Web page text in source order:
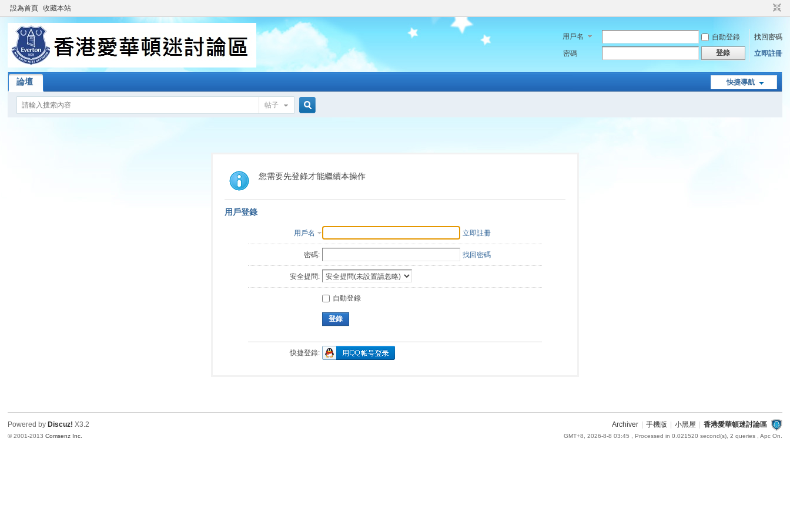
設為首頁 收藏本站
用戶名 自動登錄
找回密碼
密碼
登錄 立即註冊
快捷導航
論壇
帖子
索
您需要先登錄才能繼續本操作
用戶登錄
用戶名 立即註冊
密碼: 找回密碼
安全提問:
自動登錄
登錄
快捷登錄:
Archiver 手機版 小黑屋 香港愛華頓迷討論區
GMT+8, 2026-8-8 03:45 , Processed in 0.021520 second(s), 2 queries , Apc On.
Powered by Discuz! X3.2
© 2001-2013Comsenz Inc.